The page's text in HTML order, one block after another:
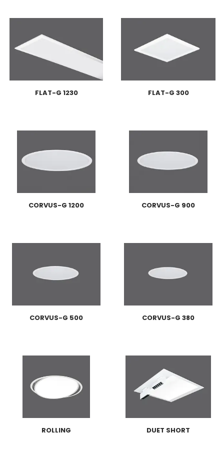
FLAT-G 1230 FLAT-G 300
CORVUS-G 1200 CORVUS-G 900
CORVUS-G 500 CORVUS-G 380
ROLLING DUET SHORT